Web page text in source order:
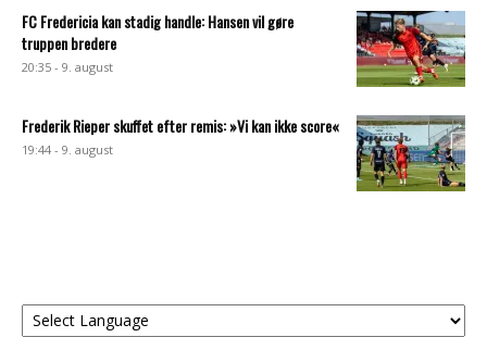
FC Fredericia kan stadig handle: Hansen vil gøre
truppen bredere
20:35 - 9. august
Frederik Rieper skuffet efter remis: »Vi kan ikke score«
19:44 - 9. august